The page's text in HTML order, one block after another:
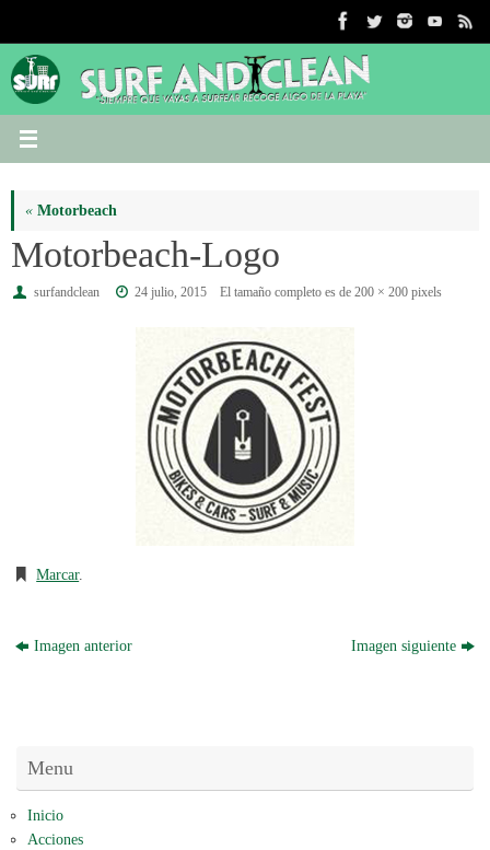
contenido
« Motorbeach
Motorbeach-Logo
surfandclean 24 julio, 2015 El tamaño completo es de200 × 200 pixels
Marcar.
Imagen anterior Imagen siguiente
Menu
Inicio
Acciones